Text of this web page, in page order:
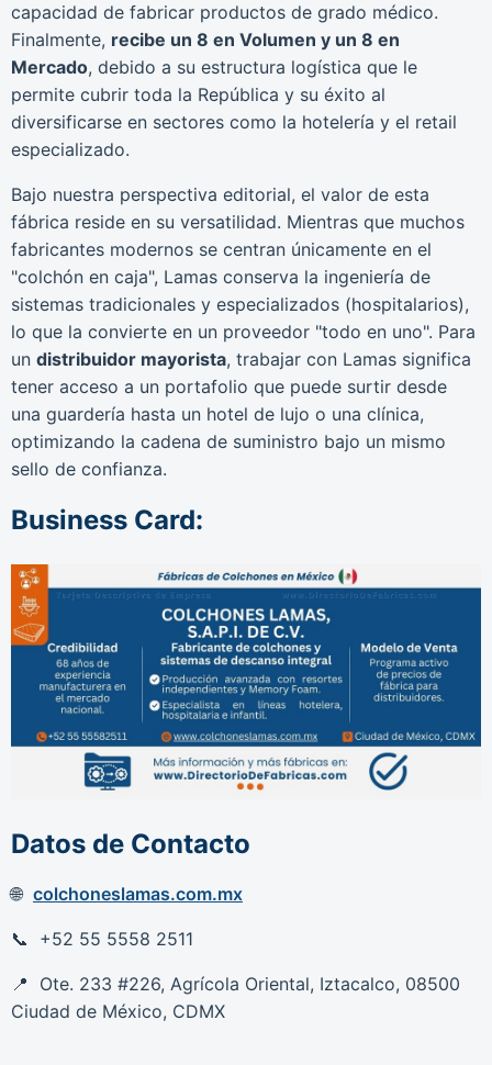
capacidad de fabricar productos de grado médico.
Finalmente, recibe un 8 en Volumen y un 8 en
Mercado, debido a su estructura logística que le
permite cubrir toda la República y su éxito al
diversificarse en sectores como la hotelería y el retail
especializado.
Bajo nuestra perspectiva editorial, el valor de esta
fábrica reside en su versatilidad. Mientras que muchos
fabricantes modernos se centran únicamente en el
"colchón en caja", Lamas conserva la ingeniería de
sistemas tradicionales y especializados (hospitalarios),
lo que la convierte en un proveedor "todo en uno". Para
un distribuidor mayorista, trabajar con Lamas significa
tener acceso a un portafolio que puede surtir desde
una guardería hasta un hotel de lujo o una clínica,
optimizando la cadena de suministro bajo un mismo
sello de confianza.
Business Card:
Datos de Contacto
colchoneslamas.com.mx
+52 55 5558 2511
Ote. 233 #226, Agrícola Oriental, Iztacalco, 08500
Ciudad de México, CDMX